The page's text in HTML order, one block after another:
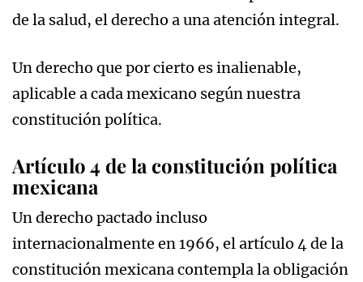
de la salud, el derecho a una atención integral.
Un derecho que por cierto es inalienable,
aplicable a cada mexicano según nuestra
constitución política.
Artículo 4 de la constitución política
mexicana
Un derecho pactado incluso
internacionalmente en 1966, el artículo 4 de la
constitución mexicana contempla la obligación